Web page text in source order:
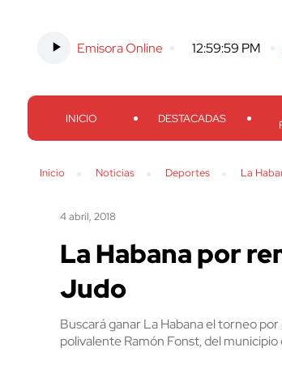
Emisora Online -1:00:00 PM
INICIO DESTACADAS
Inicio Noticias Deportes La
4 abril, 2018
La Habana por
Judo
Buscará ganar La Habana el torneo
polivalente Ramón Fonst, del municipio